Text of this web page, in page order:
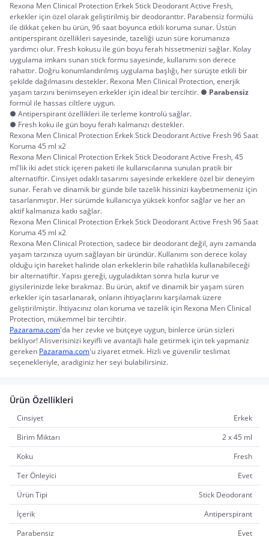
Rexona Men Clinical Protection Erkek Stick Deodorant Active Fresh,
erkekler için özel olarak geliştirilmiş bir deodoranttır. Parabensiz formülü
ile dikkat çeken bu ürün, 96 saat boyunca etkili koruma sunar. Üstün
antiperspirant özellikleri sayesinde, tazeliği uzun süre korumanıza
yardımcı olur. Fresh kokusu ile gün boyu ferah hissetmenizi sağlar. Kolay
uygulama imkanı sunan stick formu sayesinde, kullanımı son derece
rahattır. Doğru konumlandırılmış uygulama başlığı, her sürüşte etkili bir
şekilde dağılmasını destekler. Rexona Men Clinical Protection, enerjik
yaşam tarzını benimseyen erkekler için ideal bir tercihtir. ● Parabensiz
formül ile hassas ciltlere uygun.
● Antiperspirant özellikleri ile terleme kontrolü sağlar.
● Fresh koku ile gün boyu ferah kalmanızı destekler.
Rexona Men Clinical Protection Erkek Stick Deodorant Active Fresh 96 Saat
Koruma 45 ml x2
Rexona Men Clinical Protection Erkek Stick Deodorant Active Fresh, 45
ml'lik iki adet stick içeren paketi ile kullanıcılarına sunulan pratik bir
alternatiftir. Cinsiyet odaklı tasarımı sayesinde erkeklere özel bir deneyim
sunar. Ferah ve dinamik bir günde bile tazelik hissinizi kaybetmemeniz için
tasarlanmıştır. Her sürümde kullanıcıya yüksek konfor sağlar ve her an
aktif kalmanıza katkı sağlar.
Rexona Men Clinical Protection Erkek Stick Deodorant Active Fresh 96 Saat
Koruma 45 ml x2
Rexona Men Clinical Protection, sadece bir deodorant değil, aynı zamanda
yaşam tarzınıza uyum sağlayan bir üründür. Kullanımı son derece kolay
olduğu için hareket halinde olan erkeklerin bile rahatlıkla kullanabileceği
bir alternatiftir. Yapısı gereği, uyguladıktan sonra hızla kurur ve
giysilerinizde leke bırakmaz. Bu ürün, aktif ve dinamik bir yaşam süren
erkekler için tasarlanarak, onların ihtiyaçlarını karşılamak üzere
geliştirilmiştir. İhtiyacınız olan koruma ve tazelik için Rexona Men Clinical
Protection, mükemmel bir tercihtir.
Pazarama.com'da her zevke ve bütçeye uygun, binlerce ürün sizleri
bekliyor! Alisverisinizi keyifli ve avantajli hale getirmek için tek yapmaniz
gereken Pazarama.com'u ziyaret etmek. Hizli ve güvenilir teslimat
seçenekleriyle, aradiginiz her seyi bulabilirsiniz.
Ürün Özellikleri
Cinsiyet
Erkek
Birim Miktarı
2 x 45 ml
Koku
Fresh
Ter Önleyici
Evet
Ürün Tipi
Stick Deodorant
İçerik
Antiperspirant
Parabensiz
Evet